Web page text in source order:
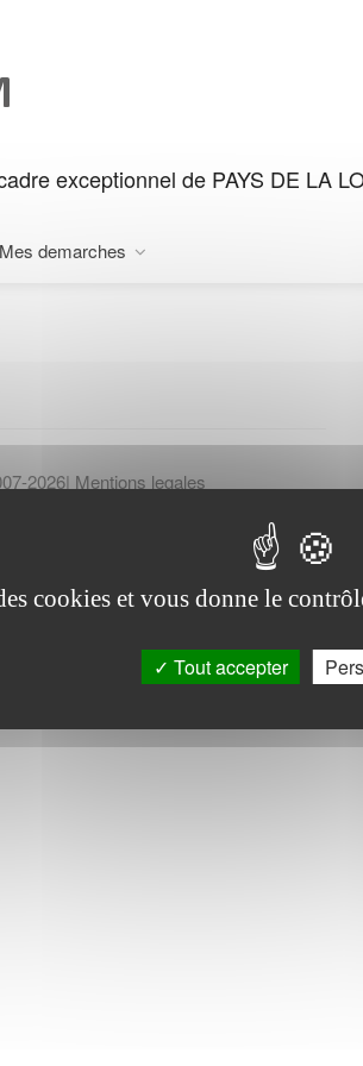
exceptionnel de PAYS DE LA
Mes demarches
COLOMBAN
2026| Mentions legales
cookies et vous donne le
Tout accepter